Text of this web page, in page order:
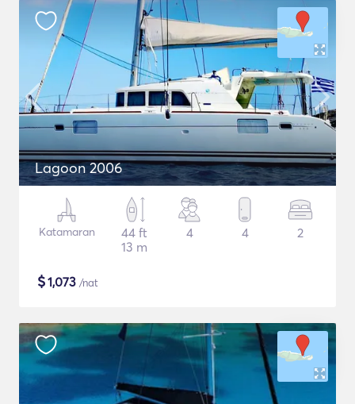
Lagoon 2006
Katamaran
44 ft
13 m
4 4 2
$1,073 /nat